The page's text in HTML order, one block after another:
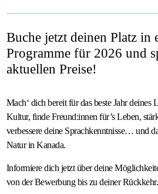
Buche jetzt deinen Platz in
Programme für 2026 und
aktuellen Preise!
Mach‘ dich bereit für das beste Jahr deines
Kultur, finde Freund:innen für’s Leben,
verbessere deine Sprachkenntnisse… und
Natur in Kanada.
Informiere dich jetzt über deine
von der Bewerbung bis zu deiner Rückkehr.